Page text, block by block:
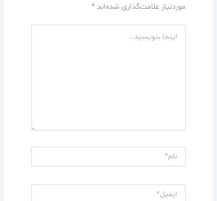
موردنیاز علامت‌گذاری شده‌اند *
بنویسید…